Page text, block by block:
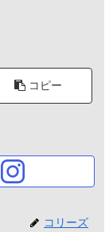
コピー
コリーズ